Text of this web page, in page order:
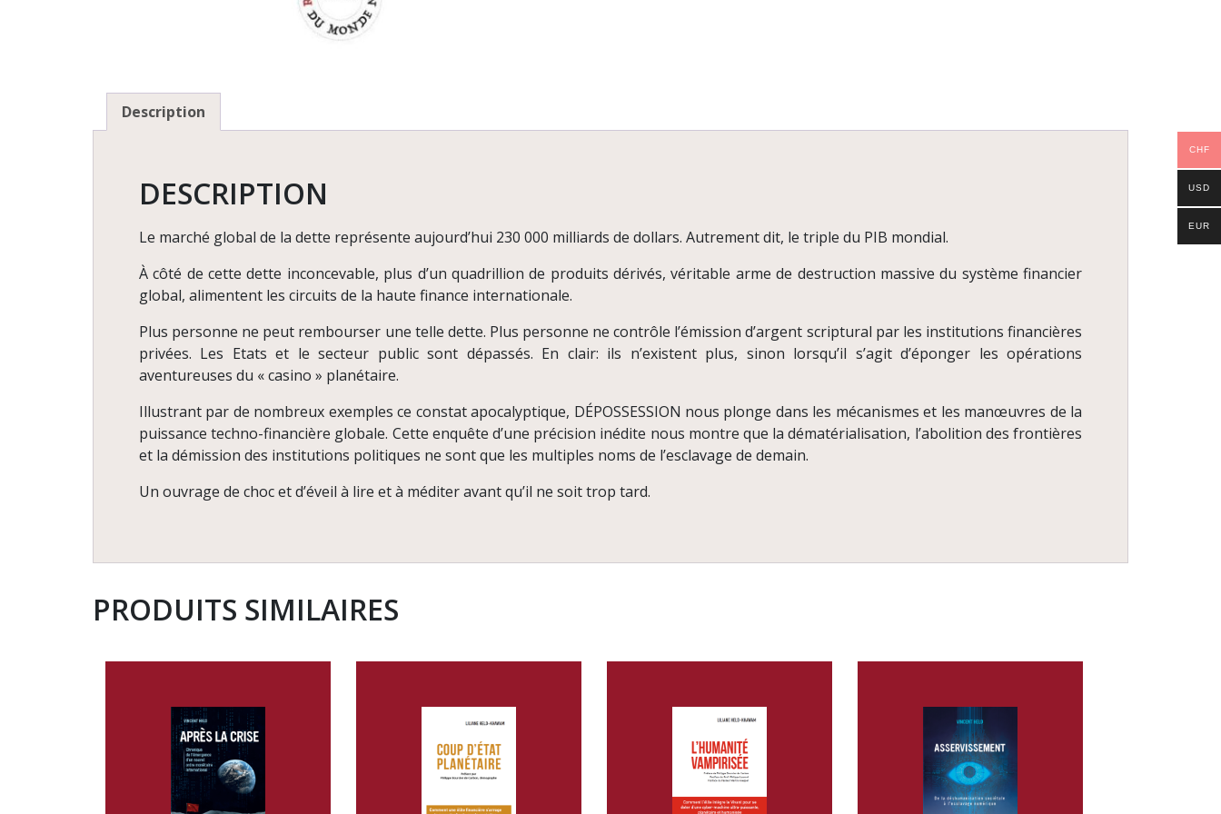
Description
DESCRIPTION
Le marché global de la dette représente aujourd’hui 230 000 milliards de dollars. Autrement dit, le triple du PIB mondial.
À côté de cette dette inconcevable, plus d’un quadrillion de produits dérivés, véritable arme de destruction massive du système financier
global, alimentent les circuits de la haute finance internationale.
Plus personne ne peut rembourser une telle dette. Plus personne ne contrôle l’émission d’argent scriptural par les institutions financières
privées. Les Etats et le secteur public sont dépassés. En clair: ils n’existent plus, sinon lorsqu’il s’agit d’éponger les opérations
aventureuses du « casino » planétaire.
Illustrant par de nombreux exemples ce constat apocalyptique, DÉPOSSESSION nous plonge dans les mécanismes et les manœuvres de la
puissance techno-financière globale. Cette enquête d’une précision inédite nous montre que la dématérialisation, l’abolition des frontières
et la démission des institutions politiques ne sont que les multiples noms de l’esclavage de demain.
Un ouvrage de choc et d’éveil à lire et à méditer avant qu’il ne soit trop tard.
PRODUITS SIMILAIRES
CHF
USD
EUR